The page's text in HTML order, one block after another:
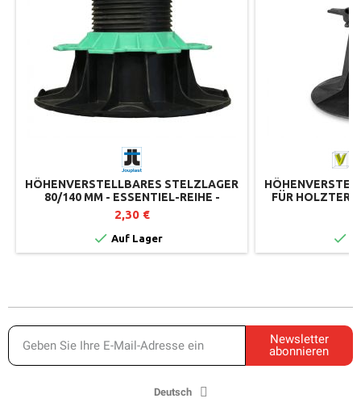
HÖHENVERSTELLBARES STELZLAGER
80/140 MM - ESSENTIEL-REIHE -
JOUPLAST
2,30 €
 Auf Lager
FÜR

Newsletter
abonnieren
Deutsch